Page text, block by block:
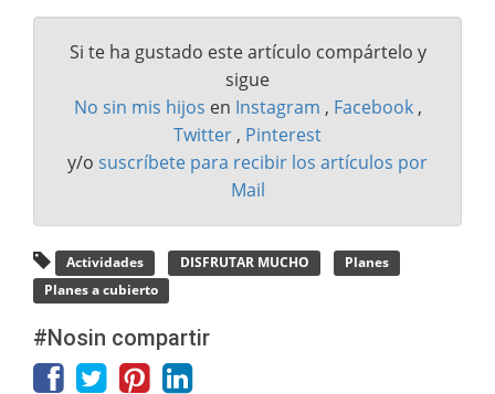
Si te ha gustado este artículo compártelo y
sigue
No sin mis hijos en Instagram , Facebook ,
Twitter , Pinterest
y/o suscríbete para recibir los artículos por
Mail
Actividades DISFRUTAR MUCHO
Planes
Planes a cubierto
#Nosin compartir